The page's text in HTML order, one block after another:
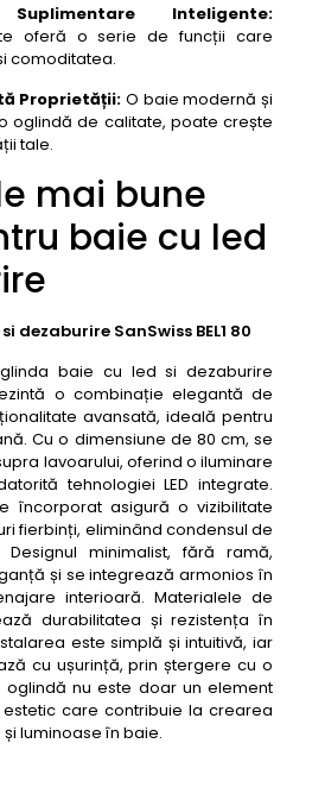
Suplimentare Inteligente:
oferă o serie de funcții care
comoditatea.
Proprietății: O baie modernă și
oglindă de calitate, poate crește
tale.
mai bune
baie cu led
dezaburire SanSwiss BEL1 80
baie cu led si dezaburire
o combinație elegantă de
avansată, ideală pentru
Cu o dimensiune de 80 cm, se
lavoarului, oferind o iluminare
tehnologiei LED integrate.
încorporat asigură o vizibilitate
fierbinți, eliminând condensul de
minimalist, fără ramă,
și se integrează armonios în
interioară. Materialele de
durabilitatea și rezistența în
este simplă și intuitivă, iar
cu ușurință, prin ștergere cu o
nu este doar un element
care contribuie la crearea
luminoase în baie.